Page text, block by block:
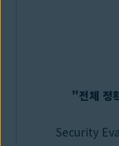
"전체 정
Security